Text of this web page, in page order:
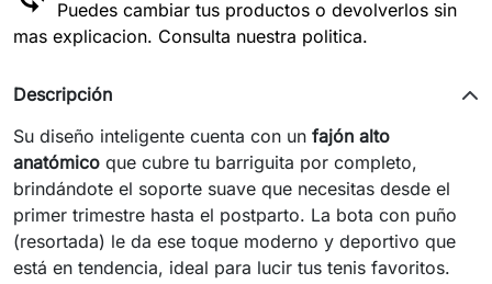
Puedes cambiar tus productos o devolverlos sin
mas explicacion. Consulta nuestra politica.
Descripción
Su diseño inteligente cuenta con un fajón alto
anatómico que cubre tu barriguita por completo,
brindándote el soporte suave que necesitas desde el
primer trimestre hasta el postparto. La bota con puño
(resortada) le da ese toque moderno y deportivo que
está en tendencia, ideal para lucir tus tenis favoritos.